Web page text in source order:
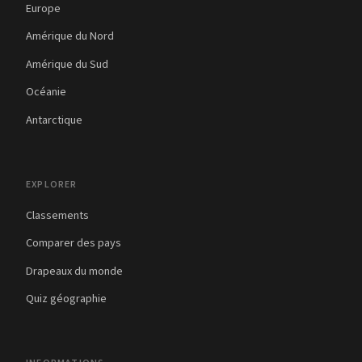
Europe
Amérique du Nord
Amérique du Sud
Océanie
Antarctique
EXPLORER
Classements
Comparer des pays
Drapeaux du monde
Quiz géographie